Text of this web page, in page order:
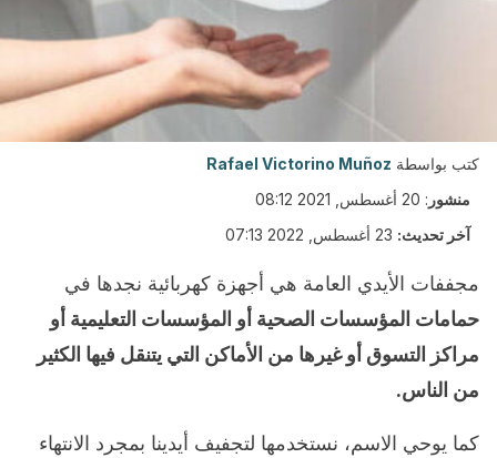
كتب بواسطة Rafael Victorino Muñoz
منشور : 20 أغسطس, 2021 08:12
آخر تحديث: 23 أغسطس, 2022 07:13
مجففات الأيدي العامة هي أجهزة كهربائية نجدها في
حمامات المؤسسات الصحية أو المؤسسات التعليمية أو
مراكز التسوق أو غيرها من الأماكن التي يتنقل فيها الكثير
من الناس.
كما يوحي الاسم، نستخدمها لتجفيف أيدينا بمجرد الانتهاء